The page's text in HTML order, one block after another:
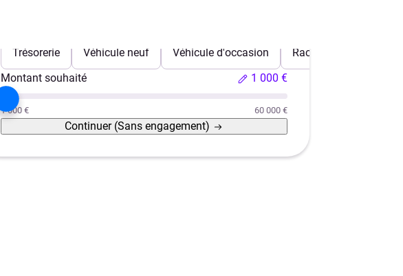
Trésorerie Véhicule neuf Véhicule d'occasion Rachat de crédits
Montant souhaité
1 000 €
1 000 € 60 000 €
Continuer (Sans engagement)